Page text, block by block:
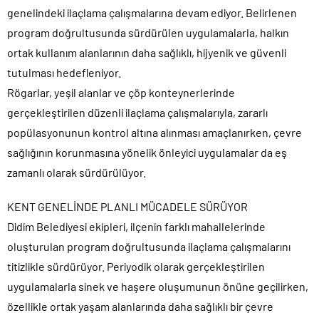
genelindeki ilaçlama çalışmalarına devam ediyor. Belirlenen
program doğrultusunda sürdürülen uygulamalarla, halkın
ortak kullanım alanlarının daha sağlıklı, hijyenik ve güvenli
tutulması hedefleniyor.
Rögarlar, yeşil alanlar ve çöp konteynerlerinde
gerçekleştirilen düzenli ilaçlama çalışmalarıyla, zararlı
popülasyonunun kontrol altına alınması amaçlanırken, çevre
sağlığının korunmasına yönelik önleyici uygulamalar da eş
zamanlı olarak sürdürülüyor.
KENT GENELİNDE PLANLI MÜCADELE SÜRÜYOR
Didim Belediyesi ekipleri, ilçenin farklı mahallelerinde
oluşturulan program doğrultusunda ilaçlama çalışmalarını
titizlikle sürdürüyor. Periyodik olarak gerçekleştirilen
uygulamalarla sinek ve haşere oluşumunun önüne geçilirken,
özellikle ortak yaşam alanlarında daha sağlıklı bir çevre